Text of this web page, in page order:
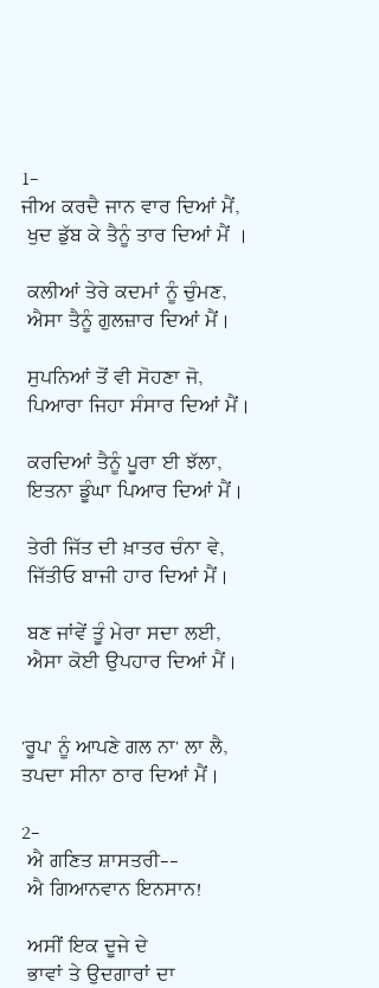
1-
ਜੀਅ ਕਰਦੈ ਜਾਨ ਵਾਰ ਦਿਆਂ ਮੈਂ,
ਖੁਦ ਡੁੱਬ ਕੇ ਤੈਨੂੰ ਤਾਰ ਦਿਆਂ ਮੈਂ ।
ਕਲੀਆਂ ਤੇਰੇ ਕਦਮਾਂ ਨੂੰ ਚੁੰਮਣ,
ਐਸਾ ਤੈਨੂੰ ਗੁਲਜ਼ਾਰ ਦਿਆਂ ਮੈਂ।
ਸੁਪਨਿਆਂ ਤੋਂ ਵੀ ਸੋਹਣਾ ਜੋ,
ਪਿਆਰਾ ਜਿਹਾ ਸੰਸਾਰ ਦਿਆਂ ਮੈਂ।
ਕਰਦਿਆਂ ਤੈਨੂੰ ਪੂਰਾ ਈ ਝੱਲਾ,
ਇਤਨਾ ਡੂੰਘਾ ਪਿਆਰ ਦਿਆਂ ਮੈਂ।
ਤੇਰੀ ਜਿੱਤ ਦੀ ਖ਼ਾਤਰ ਚੰਨਾ ਵੇ,
ਜਿੱਤੀਓ ਬਾਜੀ ਹਾਰ ਦਿਆਂ ਮੈਂ।
ਬਣ ਜਾਂਵੇਂ ਤੂੰ ਮੇਰਾ ਸਦਾ ਲਈ,
ਐਸਾ ਕੋਈ ਉਪਹਾਰ ਦਿਆਂ ਮੈਂ।
'ਰੂਪ' ਨੂੰ ਆਪਣੇ ਗਲ ਨਾ' ਲਾ ਲੈ,
ਤਪਦਾ ਸੀਨਾ ਠਾਰ ਦਿਆਂ ਮੈਂ।
2-
ਐ ਗਣਿਤ ਸ਼ਾਸਤਰੀ--
ਐ ਗਿਆਨਵਾਨ ਇਨਸਾਨ!
ਅਸੀਂ ਇਕ ਦੂਜੇ ਦੇ
ਭਾਵਾਂ ਤੇ ਉਦਗਾਰਾਂ ਦਾ